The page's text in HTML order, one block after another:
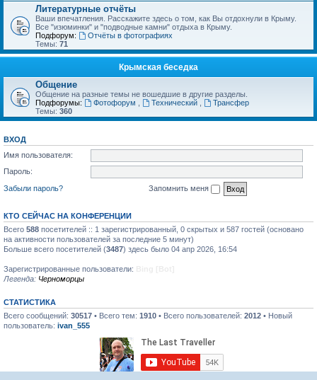
Литературные отчёты
Ваши впечатления. Расскажите здесь о том, как Вы отдохнули в Крыму.
Все "изюминки" и "подводные камни" отдыха в Крыму.
Подфорум:
Отчёты в фотографиях
Темы: 71
Крымская беседка
Общение
Общение на разные темы не вошедшие в другие разделы.
Подфорумы:
Фотофорум Технический
Трансфер
Темы: 360
ВХОД
Имя пользователя:
Пароль:
Забыли пароль?
Запомнить меня
КТО СЕЙЧАС НА КОНФЕРЕНЦИИ
Всего 588 посетителей :: 1 зарегистрированный, 0 скрытых и 587 гостей (основано
на активности пользователей за последние 5 минут)
Больше всего посетителей (3487) здесь было 04 апр 2026, 16:54
Зарегистрированные пользователи:
Легенда: Черноморцы
СТАТИСТИКА
Всего сообщений: 30517 • Всего тем: 1910 • Всего пользователей: 2012 • Новый
пользователь: ivan_555